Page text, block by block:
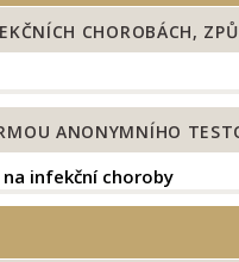
CHOROBÁCH,
ANONYMNÍHO
infekční choroby